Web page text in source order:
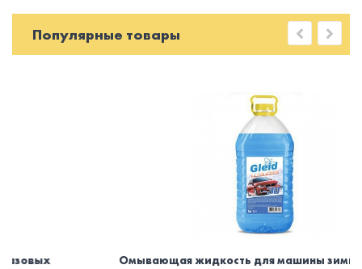
Популярные товары
Омывающая жидкость для машины зимняя -30. Без